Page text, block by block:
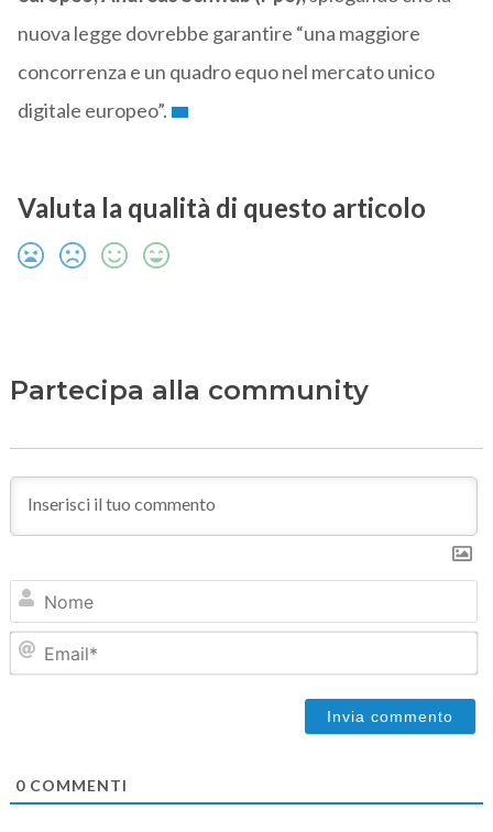
nuova legge dovrebbe garantire “una maggiore
concorrenza e un quadro equo nel mercato unico
digitale europeo”.
Valuta la qualità di questo articolo
Partecipa alla community
0COMMENTI